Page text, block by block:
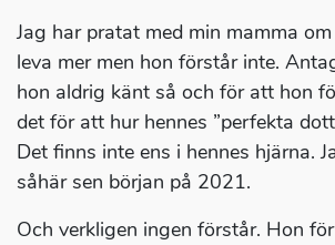
Jag har pratat med min mamma
leva mer men hon förstår inte.
hon aldrig känt så och för att hon
det för att hur hennes ”perfekta
Det finns inte ens i hennes hjärna.
såhär sen början på 2021.
Och verkligen ingen förstår. Hon